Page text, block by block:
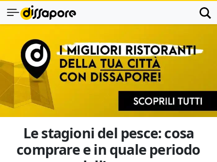
Le stagioni del pesce: cosa
comprare e in quale periodo